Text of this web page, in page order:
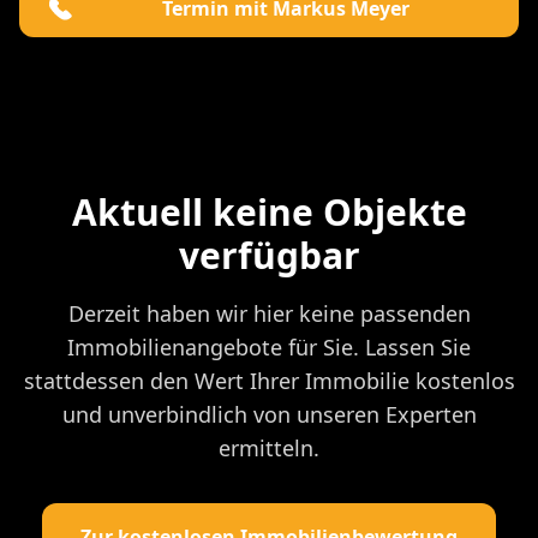
Termin mit Markus Meyer
Aktuell keine Objekte
verfügbar
Derzeit haben wir hier keine passenden
Immobilienangebote für Sie. Lassen Sie
stattdessen den Wert Ihrer Immobilie kostenlos
und unverbindlich von unseren Experten
ermitteln.